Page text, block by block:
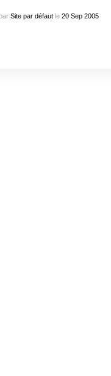
Site par défautle 20 Sep 2005